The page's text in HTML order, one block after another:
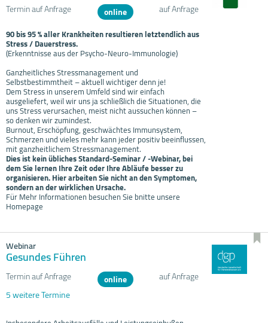
Termin auf Anfrage online auf Anfrage
90 bis 95 % aller Krankheiten resultieren letztendlich aus
Stress / Dauerstress.
(Erkenntnisse aus der Psycho-Neuro-Immunologie)
Ganzheitliches Stressmanagement und
Selbstbestimmtheit – aktuell wichtiger denn je!
Dem Stress in unserem Umfeld sind wir einfach
ausgeliefert, weil wir uns ja schließlich die Situationen, die
uns Stress verursachen, meist nicht aussuchen können –
so denken wir zumindest.
Burnout, Erschöpfung, geschwächtes Immunsystem,
Schmerzen und vieles mehr kann jeder positiv beeinflussen,
mit ganzheitlichem Stressmanagement.
Dies ist kein übliches Standard-Seminar / -Webinar, bei
dem Sie lernen Ihre Zeit oder Ihre Abläufe besser zu
organisieren. Hier arbeiten Sie nicht an den Symptomen,
sondern an der wirklichen Ursache.
Für Mehr Informationen besuchen Sie bnitte unsere
Homepage
Webinar
Gesundes Führen
Termin auf Anfrage online
auf Anfrage
5 weitere Termine